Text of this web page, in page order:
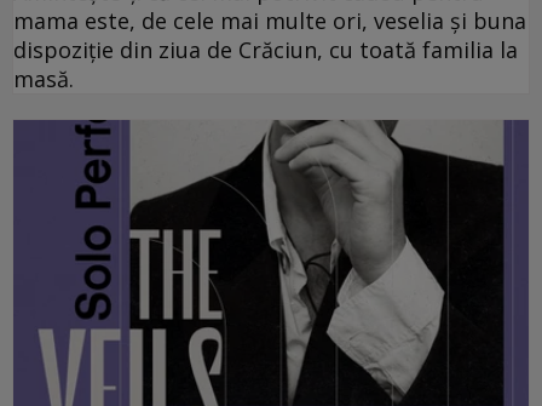
mama este, de cele mai multe ori, veselia și buna
dispoziție din ziua de Crăciun, cu toată familia la
masă.